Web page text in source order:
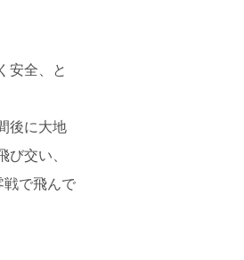
安全、と
後に大地
交い、
戦で飛んで